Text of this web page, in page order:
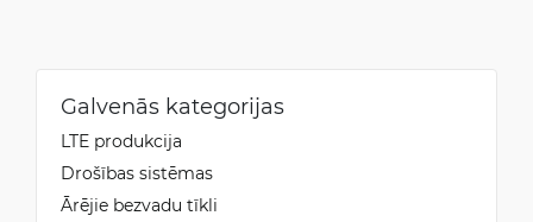
Galvenās kategorijas
LTE produkcija
Drošības sistēmas
Ārējie bezvadu tīkli